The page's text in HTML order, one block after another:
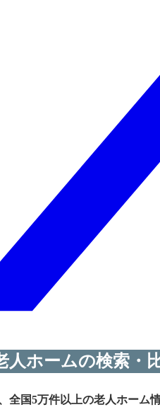
人ホームの検索・
全国5万件以上の老人ホーム